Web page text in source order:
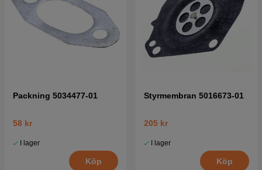
Packning 5034477-01
58 kr
I lager
Köp
Styrmembran 5016673-01
205 kr
I lager
Köp